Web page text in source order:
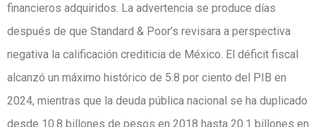
financieros adquiridos. La advertencia se produce días
después de que Standard & Poor’s revisara a perspectiva
negativa la calificación crediticia de México. El déficit fiscal
alcanzó un máximo histórico de 5.8 por ciento del PIB en
2024, mientras que la deuda pública nacional se ha duplicado
desde 10.8 billones de pesos en 2018 hasta 20.1 billones en